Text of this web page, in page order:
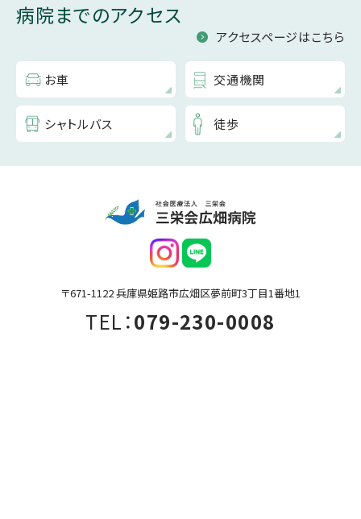
病院までのアクセス
アクセスページはこちら
お車 交通機関
シャトルバス 徒歩
〒671-1122 兵庫県姫路市広畑区夢前町3丁目1番地1
TEL：079-230-0008